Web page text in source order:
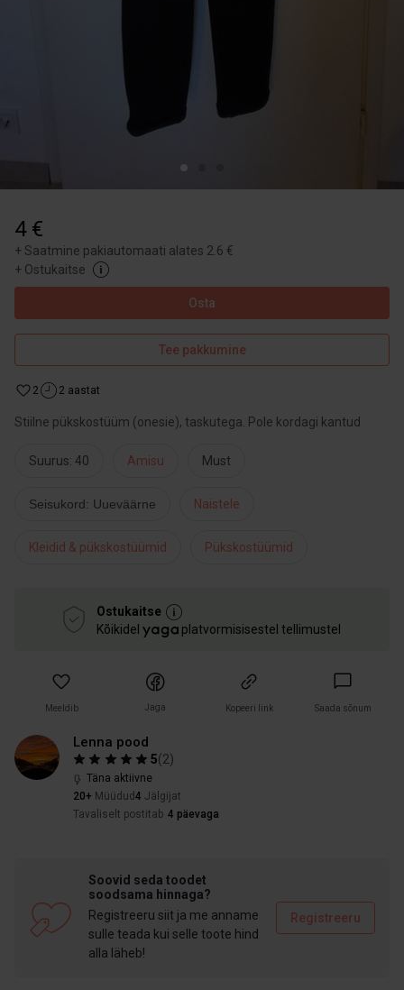
4 €
+Saatmine pakiautomaati alates 2.6 €
+ Ostukaitse
Osta
Tee pakkumine
2 2 aastat
Stiilne pükskostüüm (onesie), taskutega. Pole kordagi kantud
Suurus: 40 Amisu Must
Seisukord: Uueväärne Naistele
Kleidid & pükskostüümid Pükskostüümid
Ostukaitse
Kõikidel
platvormisisestel tellimustel
Meeldib Jaga Kopeeri link Saada sõnum
Lenna pood
5(2)
Täna aktiivne
20+ Müüdud 4 Jälgijat
Tavaliselt postitab 4 päevaga
Soovid seda toodet
soodsama hinnaga?
Registreeru siit ja me anname
sulle teada kui selle toote hind
alla läheb!
Registreeru